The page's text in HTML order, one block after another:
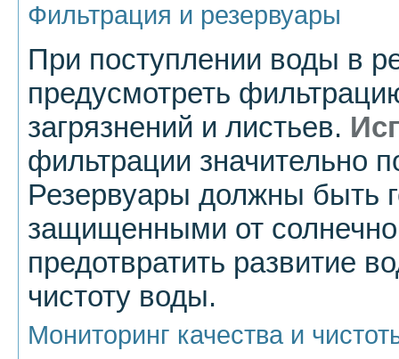
Фильтрация и резервуары
При поступлении воды в
предусмотреть
загрязнений и листьев.
фильтрации значительно
Резервуары должны быть
защищенными от
предотвратить развитие
чистоту воды.
Мониторинг качества и